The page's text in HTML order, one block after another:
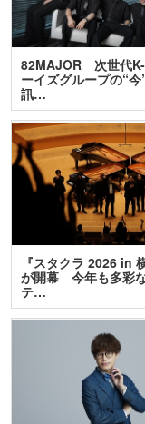
82MAJOR 次世代
ーイズグループの“今
訊…
『スタクラ 2026 in
が開幕 今年も多彩
テ…